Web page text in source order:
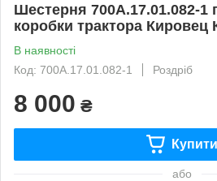
Шестерня 700А.17.01.082-1
коробки трактора Кировец
В наявності
Код: 700А.17.01.082-1
Роздріб
8 000 ₴
Купити
або